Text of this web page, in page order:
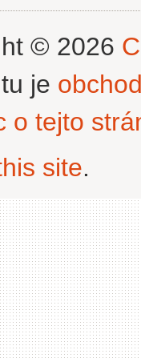
© 2026
je
o tejto
site.